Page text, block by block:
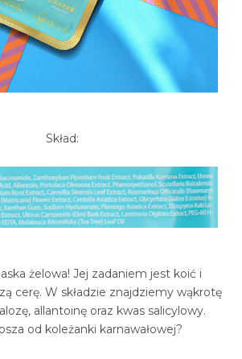
Skład:
żelowa! Jej zadaniem jest koić i
cerę. W składzie znajdziemy wąkrotę
allantoinę oraz kwas salicylowy.
od koleżanki karnawałowej?